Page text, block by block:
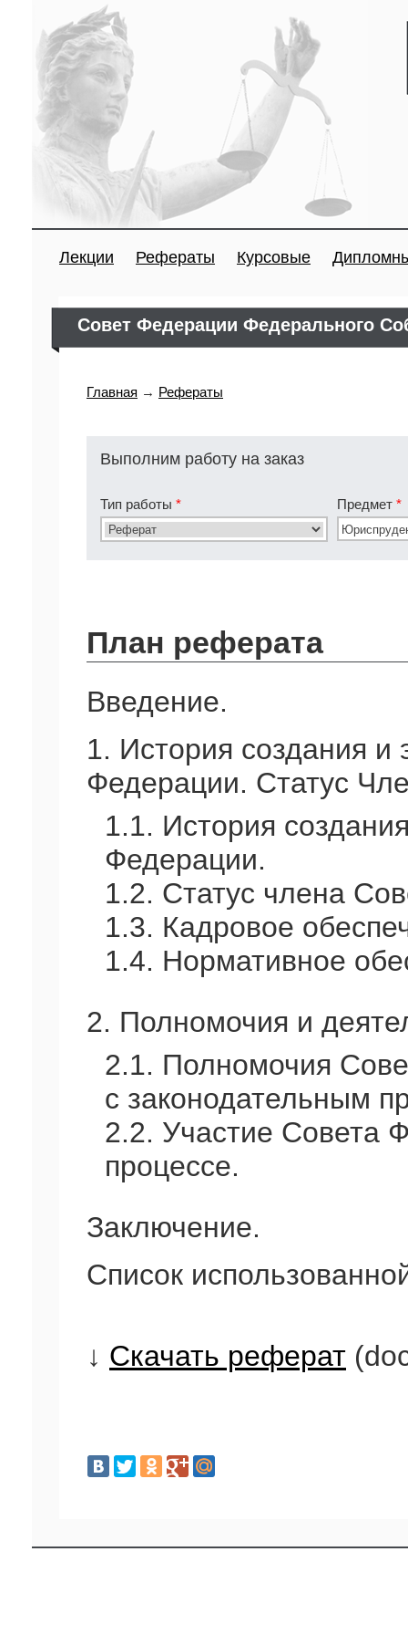
Лекции Рефераты Курсовые
Совет Федерации Федерального
Главная → Рефераты
Выполним работу на заказ
Тип работы * Предмет *
План реферата
Введение.
1. История создания
Федерации. Статус
1.1. История
Федерации.
1.2. Статус члена
1.3. Кадровое
1.4. Нормативное
2. Полномочия и
2.1. Полномочия
с законодательным
2.2. Участие Совета
процессе.
Заключение.
Список
↓ Скачать реферат